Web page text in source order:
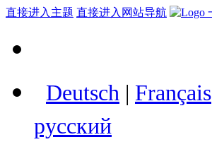
直接进入主题 直接进入网站导航
Deutsch | Français
русский